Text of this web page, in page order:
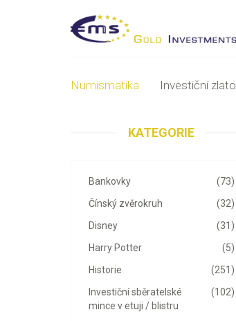
Numismatika Investiční zlato
KATEGORIE
(73)
Bankovky
(32)
Čínský zvěrokruh
(31)
Disney
(5)
Harry Potter
(251)
Historie
(102)
Investiční sběratelské
mince v etuji / blistru